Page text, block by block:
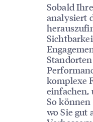
Sobald
analysiert
komplexe
einfachen,
So
wo Sie gut